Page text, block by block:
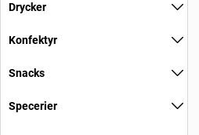
Drycker
Konfektyr
Snacks
Specerier